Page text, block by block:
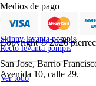
Jeans
Skinny levanta pompis
Recto levanta pompis
Ver todo
Medios de pago
Copyright © 2026
San Jose, Barrio
Avenida 10, calle 29.